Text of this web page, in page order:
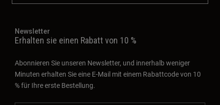
Newsletter
Erhalten sie einen Rabatt von 10 %
Abonnieren Sie unseren Newsletter, und innerhalb weniger
Minuten erhalten Sie eine E-Mail mit einem Rabattcode von 10
% für Ihre erste Bestellung.